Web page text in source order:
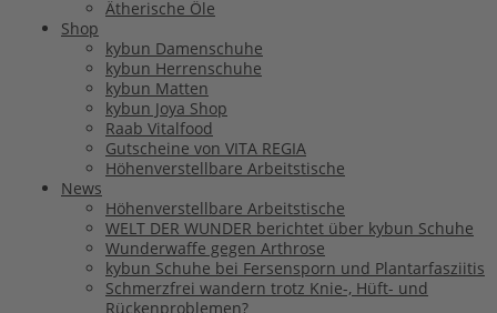
Ätherische Öle
Shop
kybun Damenschuhe
kybun Herrenschuhe
kybun Matten
kybun Joya Shop
Raab Vitalfood
Gutscheine von VITA REGIA
Höhenverstellbare Arbeitstische
News
Höhenverstellbare Arbeitstische
WELT DER WUNDER berichtet über kybun Schuhe
Wunderwaffe gegen Arthrose
kybun Schuhe bei Fersensporn und Plantarfasziitis
Schmerzfrei wandern trotz Knie-, Hüft- und
Rückenproblemen?